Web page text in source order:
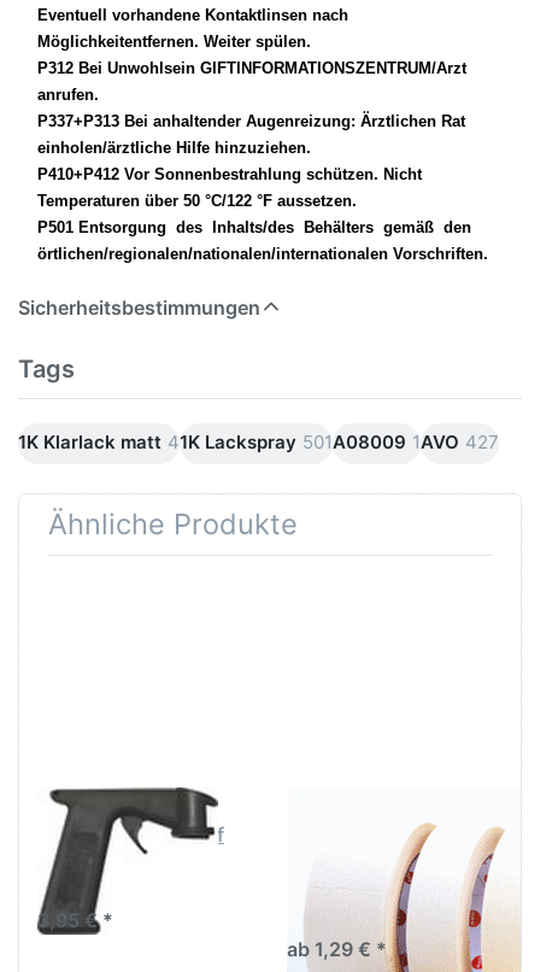
Eventuell vorhandene Kontaktlinsen nach
Möglichkeitentfernen. Weiter spülen.
P312 Bei Unwohlsein GIFTINFORMATIONSZENTRUM/Arzt
anrufen.
P337+P313 Bei anhaltender Augenreizung: Ärztlichen Rat
einholen/ärztliche Hilfe hinzuziehen.
P410+P412 Vor Sonnenbestrahlung schützen. Nicht
Temperaturen über 50 °C/122 °F aussetzen.
P501 Entsorgung des Inhalts/des Behälters gemäß den
örtlichen/regionalen/nationalen/internationalen Vorschriften.
Sicherheitsbestimmungen
Tags
1K Klarlack matt 41K Lackspray 501A08009 1AVO 427
Ähnliche Produkte
SPRAYMAX
SprayMax Handgriff
3,95 € *
Abklebeband hell bis
ab 1,29 € *